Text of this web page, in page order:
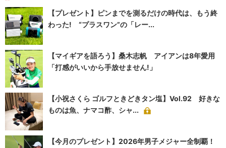
【プレゼント】ピンまでを測るだけの時代は、もう終
わった! “プラスワン”の「レー...
【マイギアを語ろう】桑木志帆 アイアンは8年愛用
「打感がいいから手放せません!」
【小祝さくら ゴルフときどきタン塩】Vol.92 好きな
ものは魚、ナマコ酢、シャ...
【今月のプレゼント】2026年男子メジャー全制覇！